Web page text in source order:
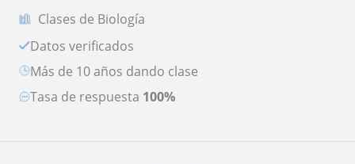
Clases de Biología
Datos verificados
más de 10 años dando clase
Tasa de respuesta 100%